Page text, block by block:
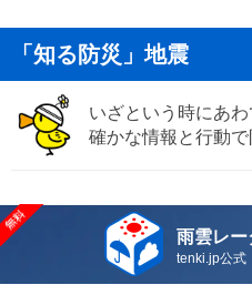
「知る防災」地震
いざという時にあ
確かな情報と行動
雨雲レー
tenki.jp公